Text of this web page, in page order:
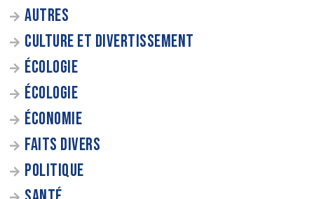
AUTRES
CULTURE ET DIVERTISSEMENT
ÉCOLOGIE
ÉCOLOGIE
ÉCONOMIE
FAITS DIVERS
POLITIQUE